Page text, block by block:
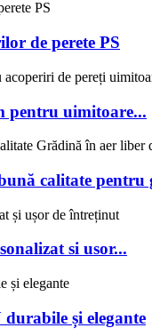
de perete PS
pentru uimitoare...
calitate
si usor...
și elegante